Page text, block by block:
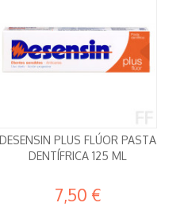
DESENSIN PLUS FLÚOR PASTA
DENTÍFRICA 125 ML
7,50 €